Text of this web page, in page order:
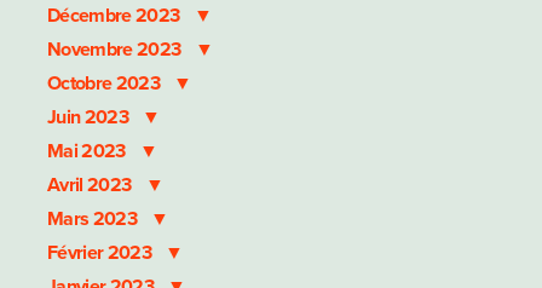
Décembre 2023
Novembre 2023
Octobre 2023
Juin 2023
Mai 2023
Avril 2023
Mars 2023
Février 2023